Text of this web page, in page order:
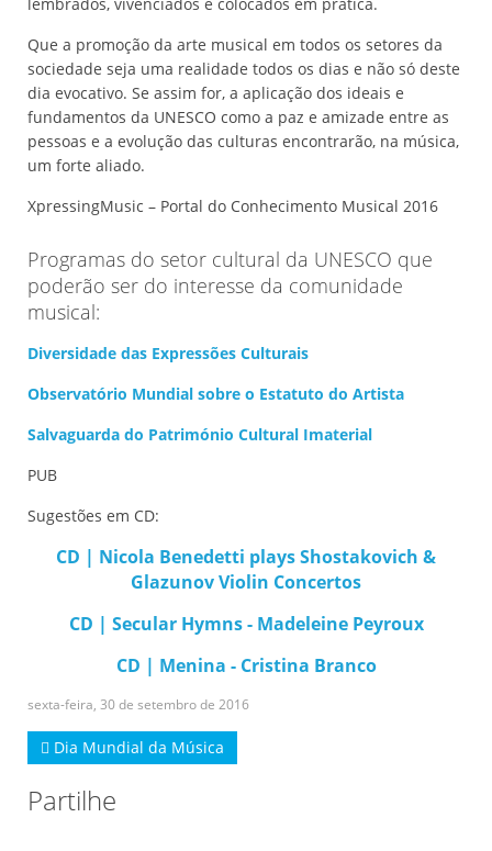
Que a promoção da arte musical em todos os setores da
sociedade seja uma realidade todos os dias e não só deste
dia evocativo. Se assim for, a aplicação dos ideais e
fundamentos da UNESCO como a paz e amizade entre as
pessoas e a evolução das culturas encontrarão, na música,
um forte aliado.
XpressingMusic – Portal do Conhecimento Musical 2016
Programas do setor cultural da UNESCO que
poderão ser do interesse da comunidade
musical:
Diversidade das Expressões Culturais
Observatório Mundial sobre o Estatuto do Artista
Salvaguarda do Património Cultural Imaterial
PUB
Sugestões em CD:
CD | Nicola Benedetti plays Shostakovich &
Glazunov Violin Concertos
CD | Secular Hymns - Madeleine Peyroux
CD | Menina - Cristina Branco
sexta-feira, 30 de setembro de 2016
Dia Mundial da Música
Partilhe
História
da
e